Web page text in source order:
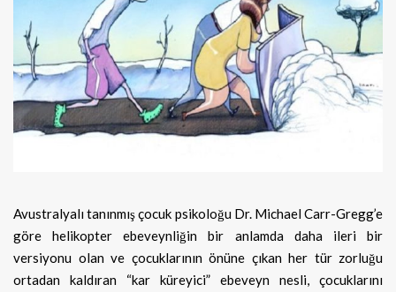
Avustralyalı tanınmış çocuk psikoloğu Dr. Michael Carr-Gregg’e
göre helikopter ebeveynliğin bir anlamda daha ileri bir
versiyonu olan ve çocuklarının önüne çıkanher tür zorluğu
ortadan kaldıran “kar küreyici” ebeveyn nesli, çocuklarını